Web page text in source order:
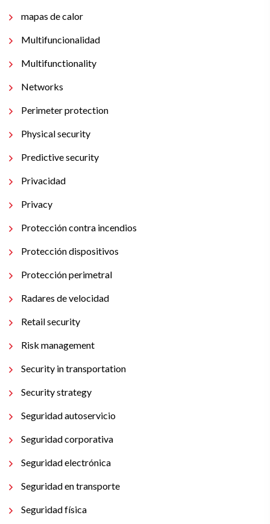
mapas de calor
Multifuncionalidad
Multifunctionality
Networks
Perimeter protection
Physical security
Predictive security
Privacidad
Privacy
Protección contra incendios
Protección dispositivos
Protección perimetral
Radares de velocidad
Retail security
Risk management
Security in transportation
Security strategy
Seguridad autoservicio
Seguridad corporativa
Seguridad electrónica
Seguridad en transporte
Seguridad física